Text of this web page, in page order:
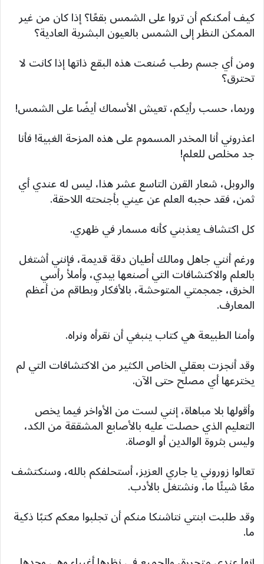
كيف أمكنكم أن تروا على الشمس بقعًا؟ إذا كان من غير
الممكن النظر إلى الشمس بالعيون البشرية العادية؟
ومن أي جسم رطب صُنعت هذه البقع ذاتها إذا كانت لا
تحترق؟
وربما، حسب رأيكم، تعيش الأسماك أيضًا على الشمس!
اعذروني أنا المخدر المسموم على هذه المزحة الغبية! فأنا
جد مخلص للعلم!
والروبل، شعار القرن التاسع عشر هذا، ليس له عندي أي
ثمن، فقد حجبه العلم عن عيني بأجنحته اللاحقة.
كل اكتشاف يعذبني كأنه مسمار في ظهري.
ورغم أنني جاهل ومالك أطيان دقة قديمة، فإنني أشتغل
بالعلم والاكتشافات التي أصنعها بيدي، وأملأ رأسي
الخرق، جمجمتي المتوحشة، بالأفكار وبطاقم من أعظم
المعارف.
وأمنا الطبيعة هي كتاب ينبغي أن نقرأه ونراه.
وقد أنجزت بعقلي الخاص الكثير من الاكتشافات التي لم
يخترعها أي مصلح حتى الآن.
وأقولها بلا مباهاة، إنني لست من الأواخر فيما يخص
التعليم الذي حصلت عليه بالأصابع المشققة من الكد،
وليس بثروة الوالدين أو الوصاة.
تعالوا زوروني يا جاري العزيز، أستحلفكم بالله، وسنكتشف
معًا شيئًا ما، ونشتغل بالأدب.
وقد طلبت ابنتي نتاشنكا منكم أن تجلبوا معكم كتبًا ذكية
ما.